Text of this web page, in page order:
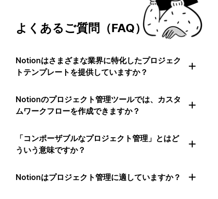
よくあるご質問（FAQ）
Notionはさまざまな業界に特化したプロジェク
トテンプレートを提供していますか？
Notionのプロジェクト管理ツールでは、カスタ
ムワークフローを作成できますか？
「コンポーザブルなプロジェクト管理」とはど
ういう意味ですか？
Notionはプロジェクト管理に適していますか？